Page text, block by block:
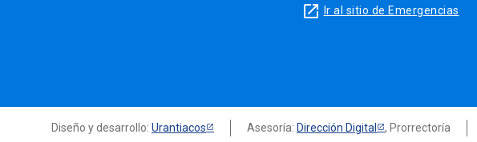
launch Ir al sitio de Emergencias
Diseño y desarrollo: Urantiacos Asesoría: Dirección Digital , Prorrectoría